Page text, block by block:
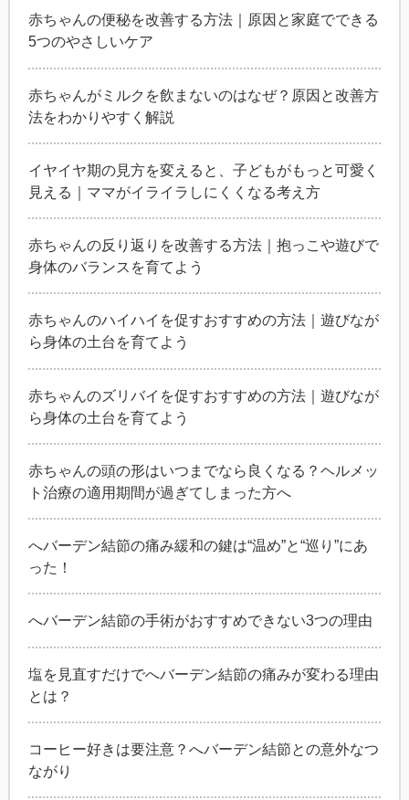
赤ちゃんの便秘を改善する方法｜原因と家庭でできる
5つのやさしいケア
赤ちゃんがミルクを飲まないのはなぜ？原因と改善方
法をわかりやすく解説
イヤイヤ期の見方を変えると、子どもがもっと可愛く
見える｜ママがイライラしにくくなる考え方
赤ちゃんの反り返りを改善する方法｜抱っこや遊びで
身体のバランスを育てよう
赤ちゃんのハイハイを促すおすすめの方法｜遊びなが
ら身体の土台を育てよう
赤ちゃんのズリバイを促すおすすめの方法｜遊びなが
ら身体の土台を育てよう
赤ちゃんの頭の形はいつまでなら良くなる？ヘルメッ
ト治療の適用期間が過ぎてしまった方へ
へバーデン結節の痛み緩和の鍵は“温め”と“巡り”にあ
った！
へバーデン結節の手術がおすすめできない3つの理由
塩を見直すだけでへバーデン結節の痛みが変わる理由
とは？
コーヒー好きは要注意？へバーデン結節との意外なつ
ながり